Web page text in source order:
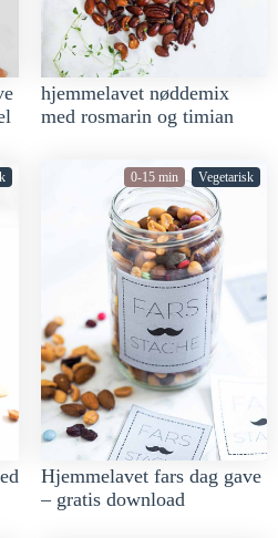
hjemmelavet nøddemix
med rosmarin og timian
0-15 min Vegetarisk
Hjemmelavet fars dag gave
– gratis download